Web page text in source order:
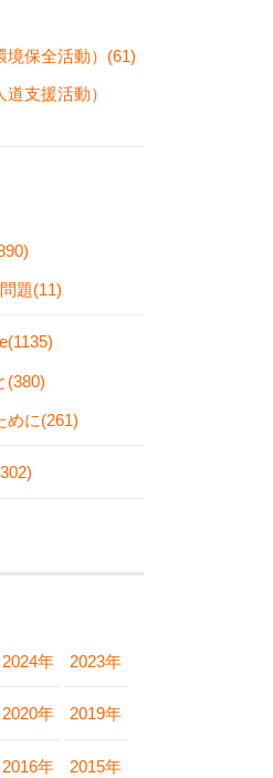
境保全活動）(61)
支援活動）
題(11)
(380)
めに(261)
2024年 2023年
2020年 2019年
2016年 2015年